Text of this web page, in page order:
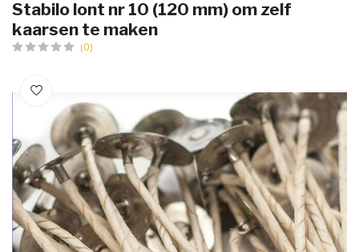
Stabilo lont nr 10 (120 mm) om zelf
kaarsen te maken
(0)